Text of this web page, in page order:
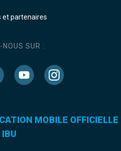
et partenaires
SUR :
MOBILE OFFICIELLE
IBU